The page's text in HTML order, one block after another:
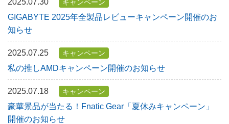
2025.07.30 キャンペーン
GIGABYTE 2025年全製品レビューキャンペーン開催のお
知らせ
2025.07.25 キャンペーン
私の推しAMDキャンペーン開催のお知らせ
2025.07.18 キャンペーン
豪華景品が当たる！Fnatic Gear「夏休みキャンペーン」
開催のお知らせ